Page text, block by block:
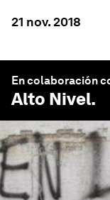
21 nov. 2018
En colaboración
Alto Nivel.